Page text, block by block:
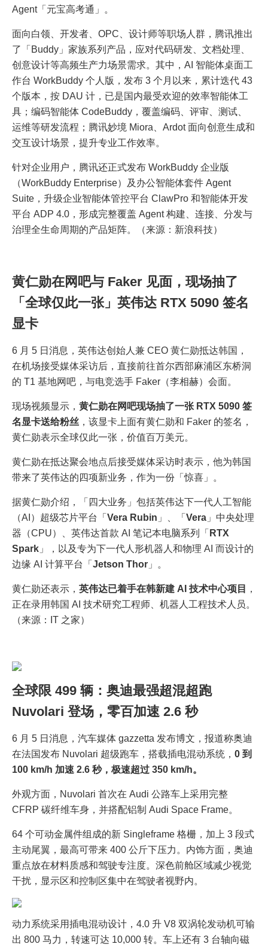
Agent「元宝高考通」。
面向白领、开发者、OPC、设计师等职场人群，腾讯推出
了「Buddy」家族系列产品，应对代码研发、文档处理、
创意设计等高频生产力场景需求。其中，AI 智能体桌面工
作台 WorkBuddy 个人版，发布 3 个月以来，累计迭代 43
个版本，按 DAU 计，已是国内最受欢迎的效率智能体工
具；编码智能体 CodeBuddy，覆盖编码、评审、测试、
运维等研发流程；腾讯妙境 Miora、Ardot 面向创意生成和
交互设计场景，提升专业工作效率。
针对企业用户，腾讯还正式发布 WorkBuddy 企业版
（WorkBuddy Enterprise）及办公智能体套件 Agent
Suite，升级企业智能体管控平台 ClawPro 和智能体开发
平台 ADP 4.0，形成完整覆盖 Agent 构建、连接、分发与
治理全生命周期的产品矩阵。（来源：新浪科技）
黄仁勋在网吧与 Faker 见面，现场抽了
「全球仅此一张」英伟达 RTX 5090 签名
显卡
6 月 5 日消息，英伟达创始人兼 CEO 黄仁勋抵达韩国，
在机场接受媒体采访后，直接前往首尔西部麻浦区东桥洞
的 T1 基地网吧，与电竞选手 Faker（李相赫）会面。
现场视频显示， 黄仁勋在网吧现场抽了一张 RTX 5090 签
名显卡送给粉丝 ，该显卡上面有黄仁勋和 Faker 的签名，
黄仁勋表示全球仅此一张，价值百万美元。
黄仁勋在抵达聚会地点后接受媒体采访时表示，他为韩国
带来了英伟达的四项新业务，作为一份「惊喜」。
据黄仁勋介绍，「四大业务」包括英伟达下一代人工智能
（AI）超级芯片平台「 Vera Rubin 」、「 Vera 」中央处理
器（CPU）、英伟达首款 AI 笔记本电脑系列「 RTX
Spark 」，以及专为下一代人形机器人和物理 AI 而设计的
边缘 AI 计算平台「 Jetson Thor 」。
黄仁勋还表示， 英伟达已着手在韩新建 AI 技术中心项目
，
正在录用韩国 AI 技术研究工程师、机器人工程技术人员。
（来源：IT 之家）
全球限 499 辆：奥迪最强超混超跑
Nuvolari 登场，零百加速 2.6 秒
6 月 5 日消息，汽车媒体 gazzetta 发布博文，报道称奥迪
在法国发布 Nuvolari 超级跑车，搭载插电混动系统， 0 到
100 km/h 加速 2.6 秒，极速超过 350 km/h。
外观方面，Nuvolari 首次在 Audi 公路车上采用完整
CFRP 碳纤维车身，并搭配铝制 Audi Space Frame。
64 个可动金属件组成的新 Singleframe 格栅，加上 3 段式
主动尾翼，最高可带来 400 公斤下压力。内饰方面，奥迪
重点放在材料质感和驾驶专注度。深色前舱区域减少视觉
干扰，显示区和控制区集中在驾驶者视野内。
动力系统采用插电混动设计，4.0 升 V8 双涡轮发动机可输
出 800 马力，转速可达 10,000 转。车上还有 3 台轴向磁